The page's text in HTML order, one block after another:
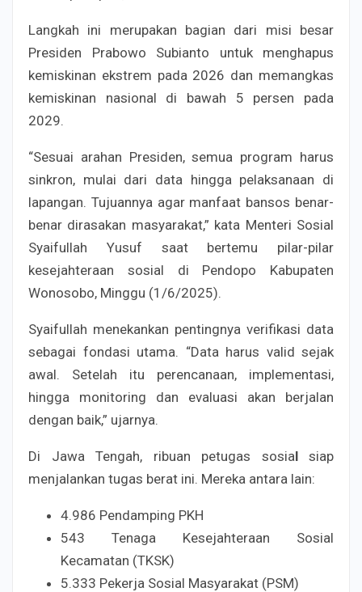
Langkah ini merupakan bagian dari misi besar
Presiden Prabowo Subianto untuk menghapus
kemiskinan ekstrem pada 2026 dan memangkas
kemiskinan nasional di bawah 5 persen pada
2029.
“Sesuai arahan Presiden, semua program harus
sinkron, mulai dari data hingga pelaksanaan di
lapangan. Tujuannya agar manfaat bansos benar-
benar dirasakan masyarakat,” kata Menteri Sosial
Syaifullah Yusuf saat bertemu pilar-pilar
kesejahteraan sosial di Pendopo Kabupaten
Wonosobo, Minggu (1/6/2025).
Syaifullah menekankan pentingnya verifikasi data
sebagai fondasi utama. “Data harus valid sejak
awal. Setelah itu perencanaan, implementasi,
hingga monitoring dan evaluasi akan berjalan
dengan baik,” ujarnya.
Di Jawa Tengah, ribuan petugas sosialsiap
menjalankan tugas berat ini. Mereka antara lain:
4.986 Pendamping PKH
543 Tenaga Kesejahteraan Sosial
Kecamatan (TKSK)
5.333 Pekerja Sosial Masyarakat (PSM)